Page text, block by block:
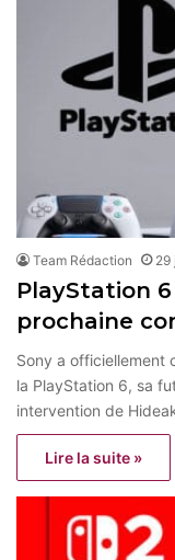
Team Rédaction 29
PlayStation
prochaine
Sony a officiellement
la PlayStation 6, sa
intervention de
Lire la suite »